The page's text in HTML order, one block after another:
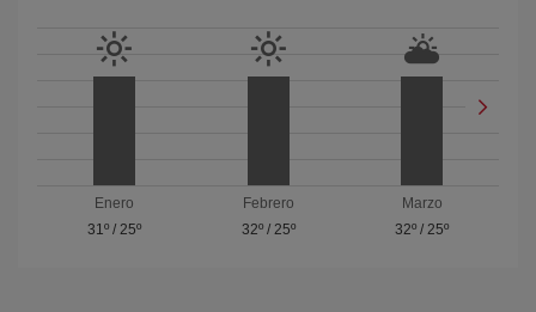
Enero
31º/ 25º
Febrero
32º/ 25º
Marzo
32º / 25º